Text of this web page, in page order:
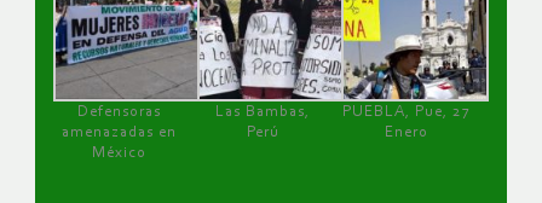
Defensoras
amenazadas en
México
Las Bambas,
Perú
PUEBLA, Pue, 27
Enero